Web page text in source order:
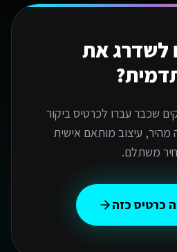
לשדרג את
שכבר עברו לכרטיס ביקור
עיצוב מותאם אישית
משתלם.
כרטיס כזה